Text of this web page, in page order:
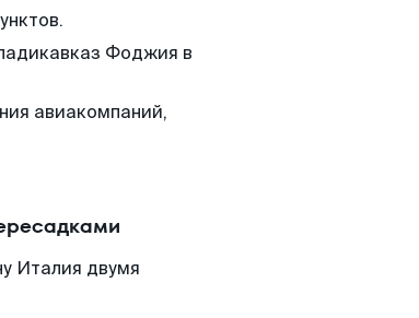
Фоджия в
авиакомпаний,
Италия двумя